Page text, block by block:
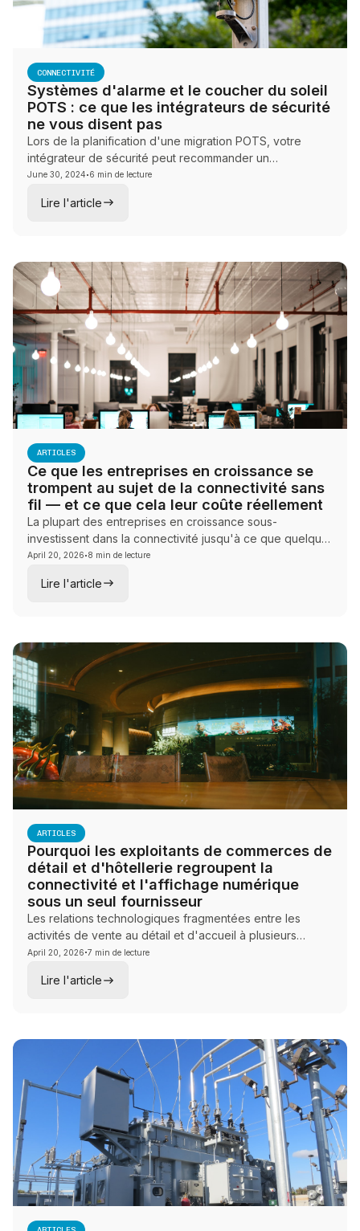
CONNECTIVITÉ
Systèmes d'alarme et le coucher du soleil
POTS : ce que les intégrateurs de sécurité
ne vous disent pas
Lors de la planification d'une migration POTS, votre
intégrateur de sécurité peut recommander un
remplacement complet du panneau d'alarme. Dans de
fraction du coût est tout ce dont vous avez besoin.
June 30, 2024·6 min de lecture
Lire l'article
ARTICLES
Ce que les entreprises en croissance se
trompent au sujet de la connectivité sans
fil — et ce que cela leur coûte réellement
La plupart des entreprises en croissance sous-
investissent dans la connectivité jusqu'à ce que quelque
chose se brise. Ce guide aide les équipes de vente et
défaillances de connectivité pour les leaders du marché
activités.
April 20, 2026·8 min de lecture
Lire l'article
ARTICLES
Pourquoi les exploitants de commerces de
détail et d'hôtellerie regroupent la
connectivité et l'affichage numérique
sous un seul fournisseur
Les relations technologiques fragmentées entre les
activités de vente au détail et d'accueil à plusieurs
emplacements créent plus de risques qu'elles n'en
regroupent la connectivité, l'affichage numérique et la
l'expérience client.
April 20, 2026·7 min de lecture
Lire l'article